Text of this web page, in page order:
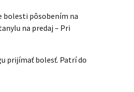
bolesti pôsobením na
na predaj – Pri
prijímať bolesť. Patrí do